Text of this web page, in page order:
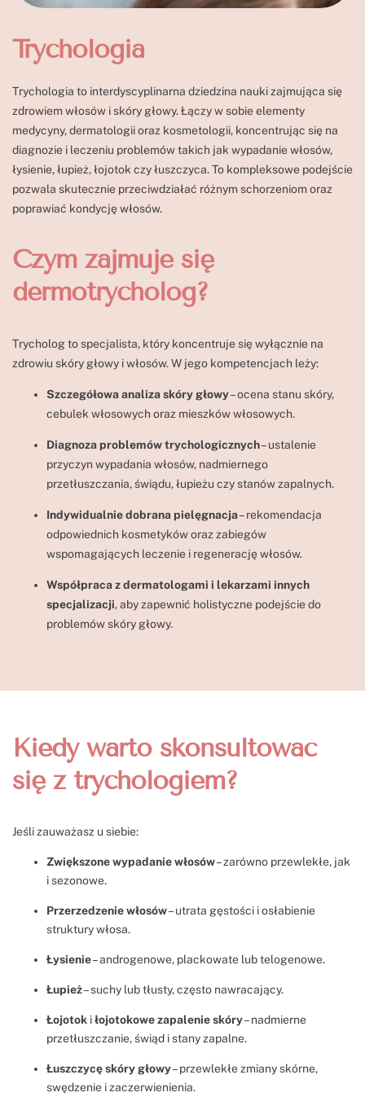
Trychologia
Trychologia to interdyscyplinarna dziedzina nauki zajmująca się
zdrowiem włosów i skóry głowy. Łączy w sobie elementy
medycyny, dermatologii oraz kosmetologii, koncentrując się na
diagnozie i leczeniu problemów takich jak wypadanie włosów,
łysienie, łupież, łojotok czy łuszczyca. To kompleksowe podejście
pozwala skutecznie przeciwdziałać różnym schorzeniom oraz
poprawiać kondycję włosów.
Czym zajmuje się
dermotrycholog?
Trycholog to specjalista, który koncentruje się wyłącznie na
zdrowiu skóry głowy i włosów. W jego kompetencjach leży:
Szczegółowa analiza skóry głowy– ocena stanu skóry,
cebulek włosowych oraz mieszków włosowych.
Diagnoza problemów trychologicznych– ustalenie
przyczyn wypadania włosów, nadmiernego
przetłuszczania, świądu, łupieżu czy stanów zapalnych.
Indywidualnie dobrana pielęgnacja– rekomendacja
odpowiednich kosmetyków oraz zabiegów
wspomagających leczenie i regenerację włosów.
Współpraca z dermatologami i lekarzami innych
specjalizacji, aby zapewnić holistyczne podejście do
problemów skóry głowy.
Kiedy warto skonsultować
się z trychologiem?
Jeśli zauważasz u siebie:
Zwiększone wypadanie włosów– zarówno przewlekłe, jak
i sezonowe.
Przerzedzenie włosów– utrata gęstości i osłabienie
struktury włosa.
Łysienie– androgenowe, plackowate lub telogenowe.
Łupież– suchy lub tłusty, często nawracający.
Łojotok iłojotokowe zapalenie skóry– nadmierne
przetłuszczanie, świąd i stany zapalne.
Łuszczycę skóry głowy– przewlekłe zmiany skórne,
swędzenie i zaczerwienienia.